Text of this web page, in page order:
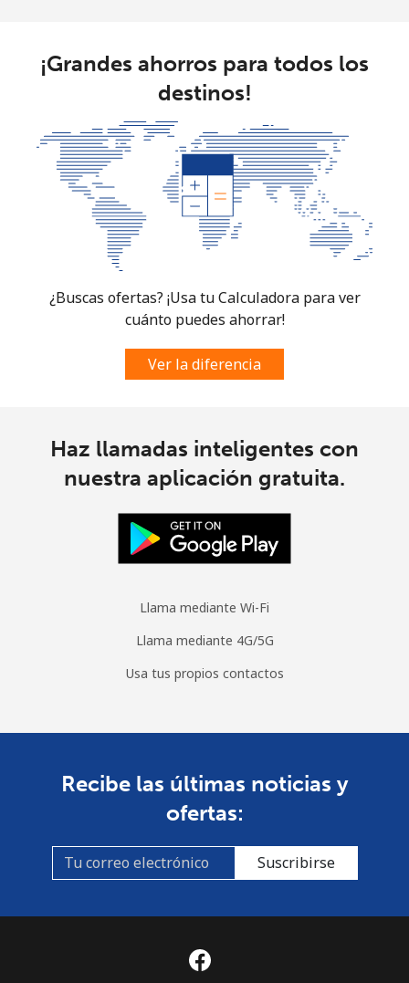
Mobile -
⁦26.9¢⁩
18 min por
⁦$5⁩
⁦5¢⁩
¡Grandes ahorros para todos los
destinos!
¿Buscas ofertas? ¡Usa tu Calculadora para ver
cuánto puedes ahorrar!
Ver la diferencia
Haz llamadas inteligentes con
nuestra aplicación gratuita.
Llama mediante Wi-Fi
Llama mediante 4G/5G
Usa tus propios contactos
Recibe las últimas noticias y
ofertas:
Suscribirse